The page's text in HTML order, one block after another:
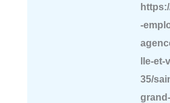
-
lle-et-
35/